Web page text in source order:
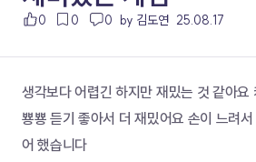
0 0 0 by 김도연 25.08.17
생각보다 어렵긴 하지만 재밌는 것 같아요
뿅뿅 듣기 좋아서 더 재밌어요 손이 느려
어 했습니다